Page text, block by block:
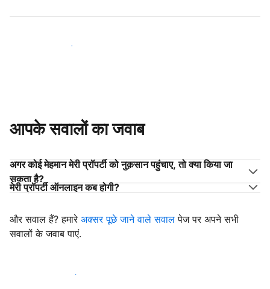
अपने जैसे मेज़बानों के साथ जुड़ें
आपके सवालों का जवाब
अगर कोई मेहमान मेरी प्रॉपर्टी को नुक़सान पहुंचाए, तो क्या किया जा
सकता है?
मेरी प्रॉपर्टी ऑनलाइन कब होगी?
और सवाल हैं? हमारे अक्सर पूछे जाने वाले सवाल पेज पर अपने सभी
सवालों के जवाब पाएं.
मेहमानों का स्वागत करना शुरू करें